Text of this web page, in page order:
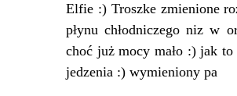
Elfie :) Troszke zmienione
płynu chłodniczego niz w
choć już mocy mało :) jak
jedzenia :) wymieniony pa